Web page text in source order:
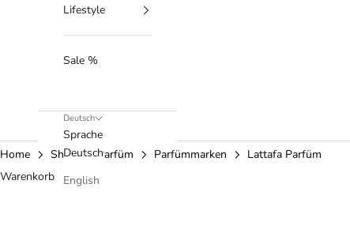
Lifestyle
Sale %
Deutsch
Sprache
Deutsch
English
Home Shop Parfüm Parfümmarken
Lattafa Parfüm
Warenkorb